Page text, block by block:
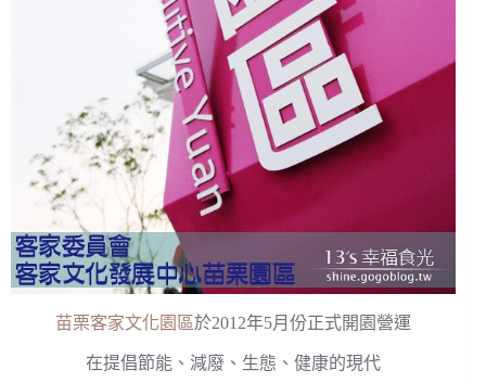
苗栗客家文化園區於2012年5月份正式開園營運
在提倡節能、減廢、生態、健康的現代